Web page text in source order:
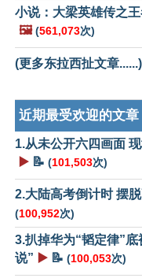
小说：大梁英雄传之
🖼️ (561,073次)
(更多东拉西扯文章......)
近期最受欢迎的文章
1.从未公开六四画面
▶️ 📝 (101,503次)
2.大陆高考倒计时 摆
(100,952次)
3.扒掉华为“韬定律”
说” ▶️ 📝 (100,053次)